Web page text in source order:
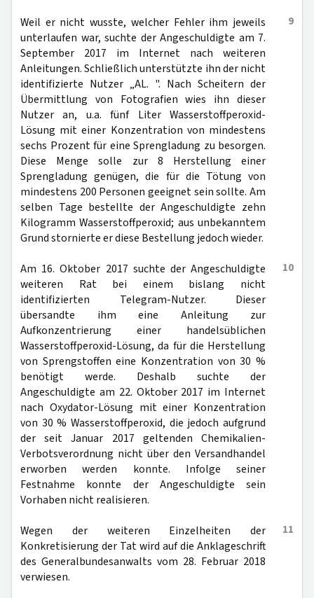
9
Weil er nicht wusste, welcher Fehler ihm jeweils
unterlaufen war, suchte der Angeschuldigte am 7.
September 2017 im Internet nach weiteren
Anleitungen. Schließlich unterstützte ihn der nicht
identifizierte Nutzer „AL. ". Nach Scheitern der
Übermittlung von Fotografien wies ihn dieser
Nutzer an, u.a. fünf Liter Wasserstoffperoxid-
Lösung mit einer Konzentration von mindestens
sechs Prozent für eine Sprengladung zu besorgen.
Diese Menge solle zur 8 Herstellung einer
Sprengladung genügen, die für die Tötung von
mindestens 200 Personen geeignet sein sollte. Am
selben Tage bestellte der Angeschuldigte zehn
Kilogramm Wasserstoffperoxid; aus unbekanntem
Grund stornierte er diese Bestellung jedoch wieder.
10
Am 16. Oktober 2017 suchte der Angeschuldigte
weiteren Rat bei einem bislang nicht
identifizierten Telegram-Nutzer. Dieser
übersandte ihm eine Anleitung zur
Aufkonzentrierung einer handelsüblichen
Wasserstoffperoxid-Lösung, da für die Herstellung
von Sprengstoffen eine Konzentration von 30 %
benötigt werde. Deshalb suchte der
Angeschuldigte am 22. Oktober 2017 im Internet
nach Oxydator-Lösung mit einer Konzentration
von 30 % Wasserstoffperoxid, die jedoch aufgrund
der seit Januar 2017 geltenden Chemikalien-
Verbotsverordnung nicht über den Versandhandel
erworben werden konnte. Infolge seiner
Festnahme konnte der Angeschuldigte sein
Vorhaben nicht realisieren.
11
Wegen der weiteren Einzelheiten der
Konkretisierung der Tat wird auf die Anklageschrift
des Generalbundesanwalts vom 28. Februar 2018
verwiesen.